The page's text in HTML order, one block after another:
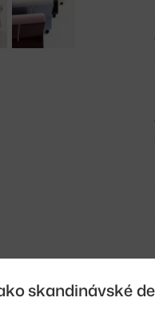
skandinávské